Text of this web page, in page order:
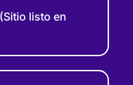
listo en